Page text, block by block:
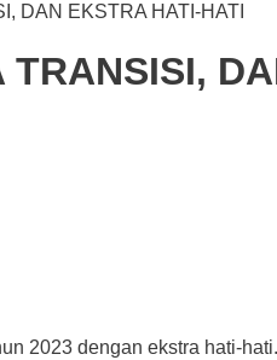
DAN EKSTRA HATI-HATI
2023 dengan ekstra hati-